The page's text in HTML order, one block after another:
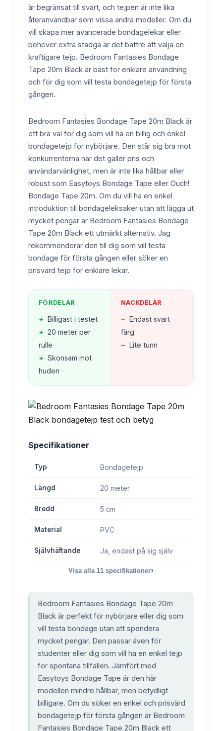
är begränsat till svart, och tejpen är inte lika
återanvändbar som vissa andra modeller. Om du
vill skapa mer avancerade bondagelekar eller
behöver extra stadga är det bättre att välja en
kraftigare tejp. Bedroom Fantasies Bondage
Tape 20m Black är bäst för enklare användning
och för dig som vill testa bondagetejp för första
gången.
Bedroom Fantasies Bondage Tape 20m Black är
ett bra val för dig som vill ha en billig och enkel
bondagetejp för nybörjare. Den står sig bra mot
konkurrenterna när det gäller pris och
användarvänlighet, men är inte lika hållbar eller
robust som Easytoys Bondage Tape eller Ouch!
Bondage Tape 20m. Om du vill ha en enkel
introduktion till bondageleksaker utan att lägga ut
mycket pengar är Bedroom Fantasies Bondage
Tape 20m Black ett utmärkt alternativ. Jag
rekommenderar den till dig som vill testa
bondage för första gången eller söker en
prisvärd tejp för enklare lekar.
FÖRDELAR
+ Billigast i testet
+ 20 meter per
rulle
+ Skonsam mot
huden
NACKDELAR
− Endast svart
färg
− Lite tunn
Specifikationer
Typ Bondagetejp
Längd 20 meter
Bredd 5 cm
Material PVC
Självhäftande Ja, endast på sig själv
Visa alla 11 specifikationer›
Bedroom Fantasies Bondage Tape 20m
Black är perfekt för nybörjare eller dig som
vill testa bondage utan att spendera
mycket pengar. Den passar även för
studenter eller dig som vill ha en enkel tejp
för spontana tillfällen. Jämfört med
Easytoys Bondage Tape är den här
modellen mindre hållbar, men betydligt
billigare. Om du söker en enkel och prisvärd
bondagetejp för första gången är Bedroom
Fantasies Bondage Tape 20m Black ett